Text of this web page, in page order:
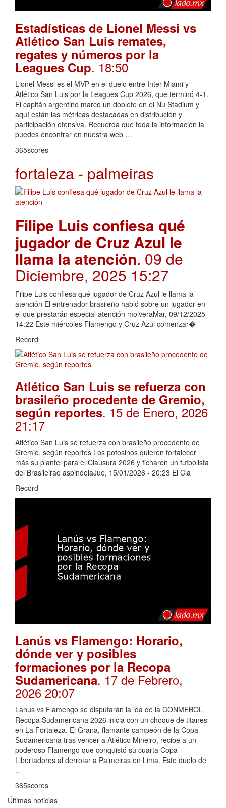
Estadísticas de Lionel Messi vs
Atlético San Luis remates,
regates y números por la
Leagues Cup. 18:50
Lionel Messi es el MVP en el duelo entre Inter Miami y
Atlético San Luis por la Leagues Cup 2026, que terminó 4-1.
El capitán argentino marcó un doblete en el Nu Stadium y
aquí están las métricas destacadas en distribución y
participación ofensiva. Recuerda que toda la información la
puedes encontrar en nuestra web …
365scores
fortaleza - palmeiras
Filipe Luis confiesa qué
jugador de Cruz Azul le
llama la atención. 09 de
Diciembre, 2025 15:27
Filipe Luis confiesa qué jugador de Cruz Azul le llama la
atención El entrenador brasileño habló sobre un jugador en
el que prestarán especial atención molveraMar, 09/12/2025 -
14:22 Este miércoles Flamengo y Cruz Azul comenzar�
Record
Atlético San Luis se refuerza con
brasileño procedente de Gremio,
según reportes. 15 de Enero, 2026
21:17
Atlético San Luis se refuerza con brasileño procedente de
Gremio, según reportes Los potosinos quieren fortalecer
más su plantel para el Clausura 2026 y ficharon un futbolista
del Brasileirao aspindolaJue, 15/01/2026 - 20:23 El Cla
Record
Lanús vs Flamengo: Horario,
dónde ver y posibles
formaciones por la Recopa
Sudamericana. 17 de Febrero,
2026 20:07
Lanus vs Flamengo se disputarán la ida de la CONMEBOL
Recopa Sudamericana 2026 inicia con un choque de titanes
en La Fortaleza. El Grana, flamante campeón de la Copa
Sudamericana tras vencer a Atlético Mineiro, recibe a un
poderoso Flamengo que conquistó su cuarta Copa
Libertadores al derrotar a Palmeiras en Lima. Este duelo de
…
365scores
Últimas noticias